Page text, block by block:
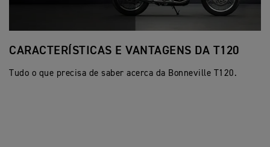
CARACTERÍSTICAS E VANTAGENS DA T120
Tudo o que precisa de saber acerca da Bonneville T120.